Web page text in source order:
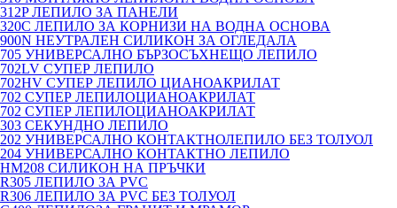
312P ЛЕПИЛО ЗА ПАНЕЛИ
320C ЛЕПИЛО ЗА КОРНИЗИ НА ВОДНА ОСНОВА
900N НЕУТРАЛЕН СИЛИКОН ЗА ОГЛЕДАЛА
705 УНИВЕРСАЛНО БЪРЗОСЪХНЕЩО ЛЕПИЛО
702LV СУПЕР ЛЕПИЛО
702HV СУПЕР ЛЕПИЛО ЦИАНОАКРИЛАТ
702 СУПЕР ЛЕПИЛОЦИАНОАКРИЛАТ
702 СУПЕР ЛЕПИЛОЦИАНОАКРИЛАТ
303 СЕКУНДНО ЛЕПИЛО
202 УНИВЕРСАЛНО КОНТАКТНОЛЕПИЛО БЕЗ ТОЛУОЛ
204 УНИВЕРСАЛНО КОНТАКТНО ЛЕПИЛО
HM208 СИЛИКОН НА ПРЪЧКИ
R305 ЛЕПИЛО ЗА PVC
R306 ЛЕПИЛО ЗА PVC БЕЗ ТОЛУОЛ